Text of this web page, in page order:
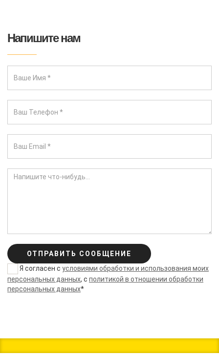
Напишите нам
ОТПРАВИТЬ СООБЩЕНИЕ
Я согласен с условиями обработки и использования моих
персональных данных, с политикой в отношении обработки
персональных данных*